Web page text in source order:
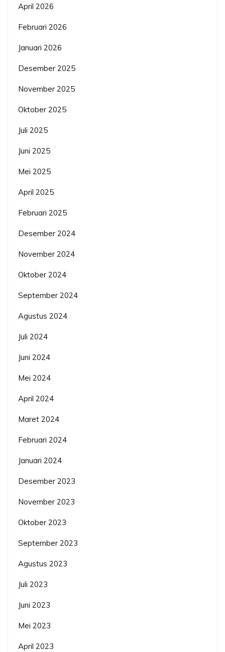
April 2026
Februari 2026
Januari 2026
Desember 2025
November 2025
Oktober 2025
Juli 2025
Juni 2025
Mei 2025
April 2025
Februari 2025
Desember 2024
November 2024
Oktober 2024
September 2024
Agustus 2024
Juli 2024
Juni 2024
Mei 2024
April 2024
Maret 2024
Februari 2024
Januari 2024
Desember 2023
November 2023
Oktober 2023
September 2023
Agustus 2023
Juli 2023
Juni 2023
Mei 2023
April 2023